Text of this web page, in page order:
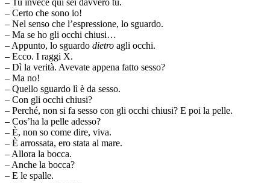
– Tu invece qui sei davvero tu.
– Certo che sono io!
– Nel senso che l’espressione, lo sguardo.
– Ma se ho gli occhi chiusi…
– Appunto, lo sguardo dietro agli occhi.
– Ecco. I raggi X.
– Dì la verità. Avevate appena fatto sesso?
– Ma no!
– Quello sguardo lì è da sesso.
– Con gli occhi chiusi?
– Perché, non si fa sesso con gli occhi chiusi? E poi la pelle.
– Cos’ha la pelle adesso?
– È, non so come dire, viva.
– È arrossata, ero stata al mare.
– Allora la bocca.
– Anche la bocca?
– E le spalle.